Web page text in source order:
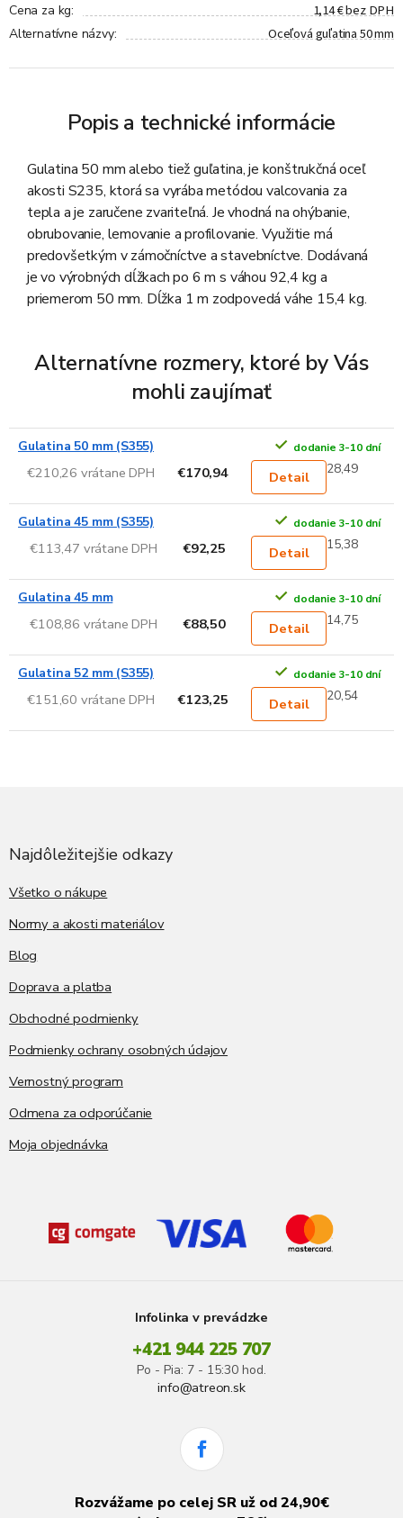
Cena za kg: 1,14 € bez DPH
Alternatívne názvy: Oceľová guľatina 50 mm
Popis a technické informácie
Gulatina 50 mm alebo tiež guľatina, je konštrukčná oceľ
akosti S235, ktorá sa vyrába metódou valcovania za
tepla a je zaručene zvariteľná. Je vhodná na ohýbanie,
obrubovanie, lemovanie a profilovanie. Využitie má
predovšetkým v zámočníctve a stavebníctve. Dodávaná
je vo výrobných dĺžkach po 6 m s váhou 92,4 kg a
priemerom 50 mm. Dĺžka 1 m zodpovedá váhe 15,4 kg.
Alternatívne rozmery, ktoré by Vás
mohli zaujímať
Gulatina 50 mm (S355) dodanie 3-10 dní
€210,26 vrátane DPH €170,94 Detail 28,49
Gulatina 45 mm (S355) dodanie 3-10 dní
€113,47 vrátane DPH €92,25 Detail 15,38
Gulatina 45 mm dodanie 3-10 dní
€108,86 vrátane DPH €88,50 Detail 14,75
Gulatina 52 mm (S355) dodanie 3-10 dní
€151,60 vrátane DPH €123,25 Detail 20,54
Najdôležitejšie odkazy
Všetko o nákupe
Normy a akosti materiálov
Blog
Doprava a platba
Obchodné podmienky
Podmienky ochrany osobných údajov
Vernostný program
Odmena za odporúčanie
Moja objednávka
Infolinka v prevádzke
+421 944 225 707
Po - Pia: 7 - 15:30 hod.
info@atreon.sk
Rozvážame po celej SR už od 24,90€